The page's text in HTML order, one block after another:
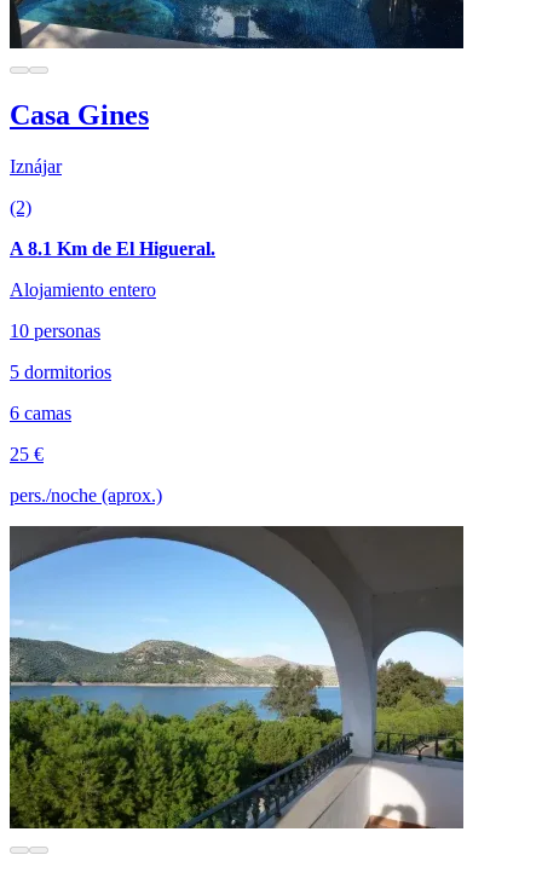
Casa Gines
Iznájar
(2)
A 8.1 Km de El Higueral.
Alojamiento entero
10 personas
5 dormitorios
6 camas
25 €
pers./noche (aprox.)